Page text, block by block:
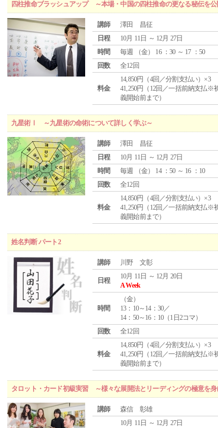
四柱推命ブラッシュアップ ～本場・中国の四柱推命の更なる秘伝を
講師
澤田 昌征
日程
10月 11日 ～ 12月 27日
時間
毎週 （金） 16 ：30 ～ 17 ：50
回数
全12回
料金
14,850円（4回／分割支払い）×3
41,250円（12回／一括前納支払※
義開始前まで）
九星術Ⅰ ～九星術の命術について詳しく学ぶ～
講師
澤田 昌征
日程
10月 11日 ～ 12月 27日
時間
毎週 （金） 14 ：50 ～ 16 ：10
回数
全12回
料金
14,850円（4回／分割支払い）×3
41,250円（12回／一括前納支払※
義開始前まで）
姓名判断 パート2
講師 川野 文彰
日程
10月 11日 ～ 12月 20日
A Week
時間
（金）
13：10～14：30／
14：50～16：10（1日2コマ）
回数
全12回
料金
14,850円（4回／分割支払い）×3
41,250円（12回／一括前納支払※
義開始前まで）
タロット・カード初級実習 ～様々な展開法とリーディングの極意を身
講師 森信 彰雄
10月 11日 ～ 12月 27日